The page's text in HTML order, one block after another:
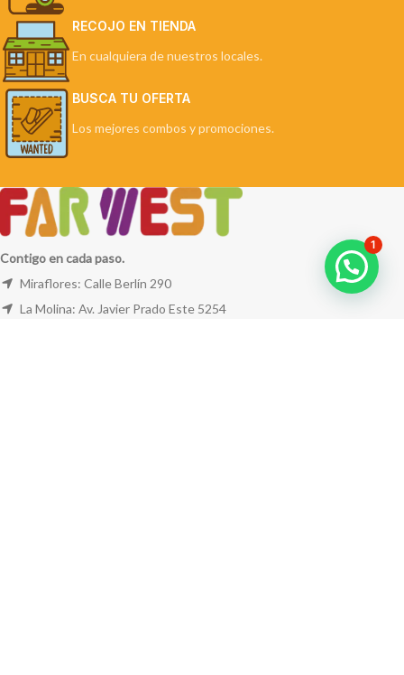
RECOJO EN TIENDA
En cualquiera de nuestros locales.
BUSCA TU OFERTA
Los mejores combos y promociones.
Contigo en cada paso.
Miraflores: Calle Berlín 290
La Molina: Av. Javier Prado Este 5254
1